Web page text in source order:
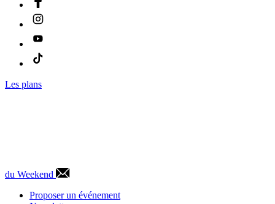
Les plans
du Weekend
Proposer un événement